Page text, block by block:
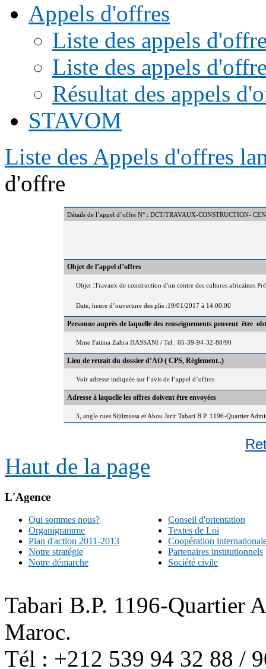
Appels d'offres
Liste des appels
Liste des appels
Résultat des appels
STAVOM
Liste des Appels d'offres
d'offre
Détails de l’appel d’offre N° : DCT/TRAVAUX-CONSTRUCTION-
Objet de l’appel d’offres
Objet :Travaux de construction d'un centre des cultures africaines
Date, heure d’ouverture des plis :19/01/2017 à 14:00:00
Personne auprès de laquelle des renseignements peuvent être
Mme Fatima Zahra HASSANI / Tel : 05-39-94-32-88/90
Lieu de retrait du dossier d’AO ( CPS, Règlement..)
Voir adresse indiquée sur l’avis de l’appel d’offres
Adresse à laquelle les offres doivent être envoyées
3, angle rues Sijilmassa et Abou Jarir Tabari B.P. 1196-Quartier
Haut de la page
L'Agence
Qui sommes nous?
Organigramme
Plan d'action 2011-2013
Notre stratégie
Notre démarche
Conseil d'orientation
Textes de Loi
Coopération
Partenaires institutionnels
Société civile
Tabari B.P. 1196-Quartier
Maroc.
Tél : +212 539 94 32 88 /